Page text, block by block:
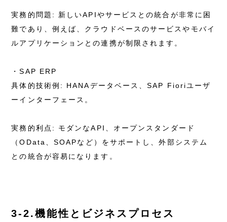
実務的問題: 新しいAPIやサービスとの統合が非常に困
難であり、例えば、クラウドベースのサービスやモバイ
ルアプリケーションとの連携が制限されます。
・SAP ERP
具体的技術例: HANAデータベース、SAP Fioriユーザ
ーインターフェース。
実務的利点: モダンなAPI、オープンスタンダード
（OData、SOAPなど）をサポートし、外部システム
との統合が容易になります。
3-2.機能性とビジネスプロセス